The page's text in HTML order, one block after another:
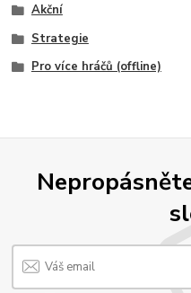
Akční
Strategie
Pro více hráčů (offline)